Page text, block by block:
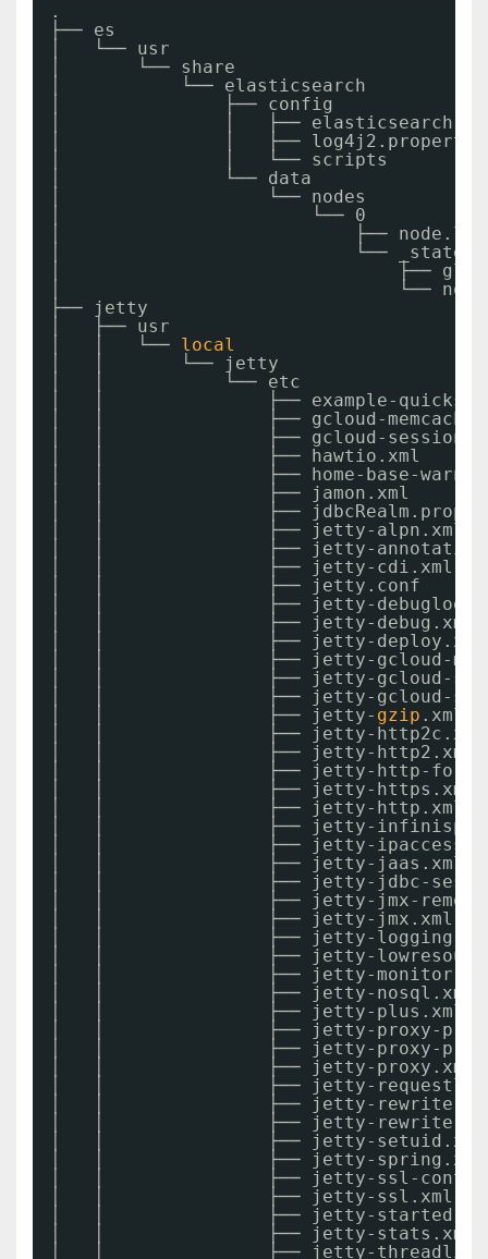
.
├── es
│   └── usr
│       └── share
│           └── elasticsearch
│               ├── config
│               │   ├──
│               │   ├──
│               │   └── scripts
│               └── data
│                   └── nodes
│                       └── 0
│                           ├──
│                           └── _state
│                               ├──
│                               └──
├── jetty
│   ├── usr
│   │   └── local
│   │       └── jetty
│   │           └── etc
│   │               ├── example-
│   │               ├── gcloud-
│   │               ├── gcloud-
│   │               ├── hawtio.xml
│   │               ├── home-base-
│   │               ├── jamon.xml
│   │               ├──
│   │               ├── jetty-alpn.xml
│   │               ├── jetty-
│   │               ├── jetty-cdi.xml
│   │               ├── jetty.conf
│   │               ├── jetty-
│   │               ├── jetty-debug.xml
│   │               ├── jetty-deploy.xml
│   │               ├── jetty-gcloud-
│   │               ├── jetty-gcloud-
│   │               ├── jetty-gcloud-
│   │               ├── jetty- gzip .xml
│   │               ├── jetty-http2c.xml
│   │               ├── jetty-http2.xml
│   │               ├── jetty-http-
│   │               ├── jetty-https.xml
│   │               ├── jetty-http.xml
│   │               ├── jetty-
│   │               ├── jetty-
│   │               ├── jetty-jaas.xml
│   │               ├── jetty-jdbc-
│   │               ├── jetty-jmx-
│   │               ├── jetty-jmx.xml
│   │               ├── jetty-
│   │               ├── jetty-
│   │               ├── jetty-
│   │               ├── jetty-nosql.xml
│   │               ├── jetty-plus.xml
│   │               ├── jetty-proxy-
│   │               ├── jetty-proxy-
│   │               ├── jetty-proxy.xml
│   │               ├── jetty-
│   │               ├── jetty-rewrite-
│   │               ├── jetty-
│   │               ├── jetty-setuid.xml
│   │               ├── jetty-spring.xml
│   │               ├── jetty-ssl-
│   │               ├── jetty-ssl.xml
│   │               ├── jetty-
│   │               ├── jetty-stats.xml
│   │               ├── jetty-